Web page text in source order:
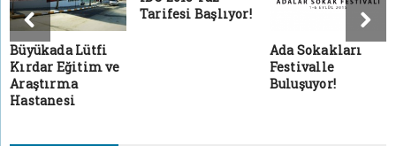
Büyükada Lütfi
Kırdar Eğitim ve
Araştırma
Hastanesi
Tarifesi Başlıyor!
Ada Sokakları
Festivalle
Buluşuyor!